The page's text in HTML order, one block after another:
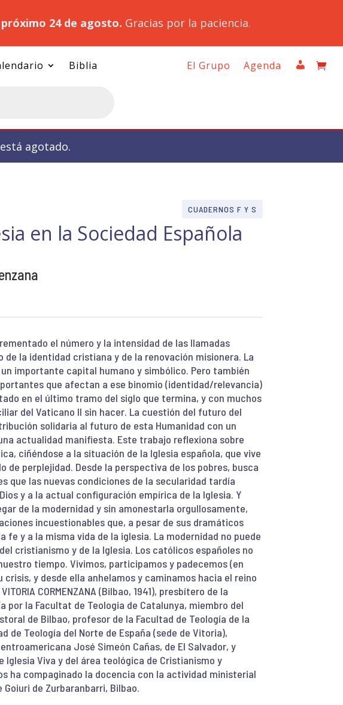
24 de agosto. Gracias por la paciencia.
Biblia El Grupo Agenda
agotado.
CUADERNOS F Y S
en la Sociedad Española
el número y la intensidad de las llamadas
la identidad cristiana y de la renovación misionera. La
importante capital humano y simbólico. Pero también
que afectan a ese binomio (identidad/relevancia)
en el último tramo del siglo que termina, y con muchos
del Vaticano II sin hacer. La cuestión del futuro del
solidaria al futuro de esta Humanidad con un
actualidad manifiesta. Este trabajo reflexiona sobre
ciñéndose a la situación de la Iglesia española, que vive
de perplejidad. Desde la perspectiva de los pobres, busca
que las nuevas condiciones de la secularidad tardía
y a la actual configuración empírica de la Iglesia. Y
de la modernidad y sin amonestarla orgullosamente,
incuestionables que, a pesar de sus dramáticos
fe y a la misma vida de la iglesia. La modernidad no puede
cristianismo y de la Iglesia. Los católicos españoles no
tiempo. Vivimos, participamos y padecemos (en
y desde ella anhelamos y caminamos hacia el reino
CORMENZANA (Bilbao, 1941), presbítero de la
por la Facultat de Teologia de Catalunya, miembro del
de Bilbao, profesor de la Facultad de Teología de la
de Teología del Norte de España (sede de Vitoria),
José Simeón Cañas, de El Salvador, y
Iglesia Viva y del área teológica de Cristianismo y
ha compaginado la docencia con la actividad ministerial
de Zurbaranbarri, Bilbao.